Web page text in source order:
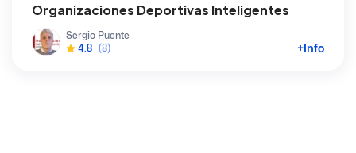
Organizaciones Deportivas Inteligentes
Sergio Puente
4.8 (8) +Info